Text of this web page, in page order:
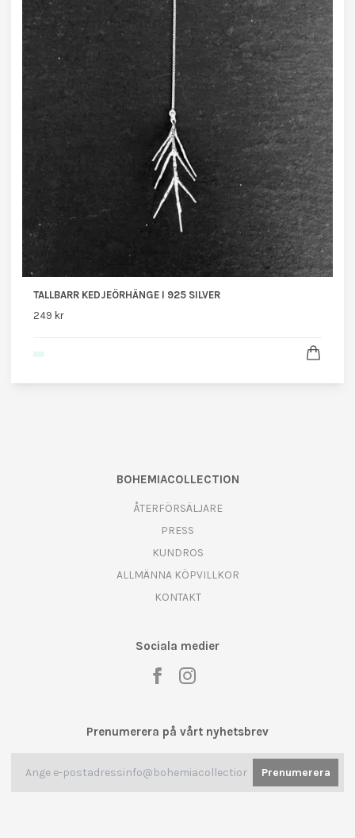
TALLBARR KEDJEÖRHÄNGE I 925 SILVER
249 kr
BOHEMIACOLLECTION
ÅTERFÖRSÄLJARE
PRESS
KUNDROS
ALLMÄNNA KÖPVILLKOR
KONTAKT
Sociala medier
Prenumerera på vårt nyhetsbrev
Prenumerera